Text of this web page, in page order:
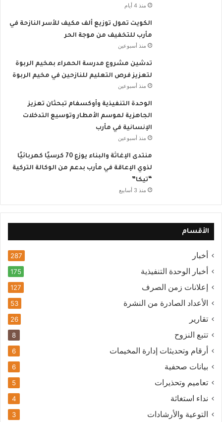
منذ 4 أيام
الكويت تمول توزيع ألف مكيف للأسر النازحة في
مأرب للتخفيف من موجة الحر
منذ أسبوعين
تدشين مشروع مدرسة الحمراء بمخيم الربوة
لتعزيز فرص التعليم للنازحين في مخيم الربوة
منذ أسبوعين
الوحدة التنفيذية وأوكسفام تبحثان تعزيز
الجاهزية لموسم الأمطار وتوسيع التدخلات
الإنسانية في مأرب
منذ أسبوعين
منتدى الإغاثة والبناء يوزع 70 كرسيًا كهربائيًا
لذوي الإعاقة في مأرب بدعم من الوكالة التركية
“تيكا”
منذ 3 أسابيع
الأقسام
أخبار 287
أخبار الوحدة التنفيذية 175
إعلانات زمن الصرف 127
الأعداد الصادرة من النشرة 53
تقارير 26
تتبع النزوح 8
أرقام وتحديثات إدارة المخيمات 6
بيانات صحفية 6
تعاميم وتحذيرات 5
نداء استغاثة 4
التوعية والأرشادات 3